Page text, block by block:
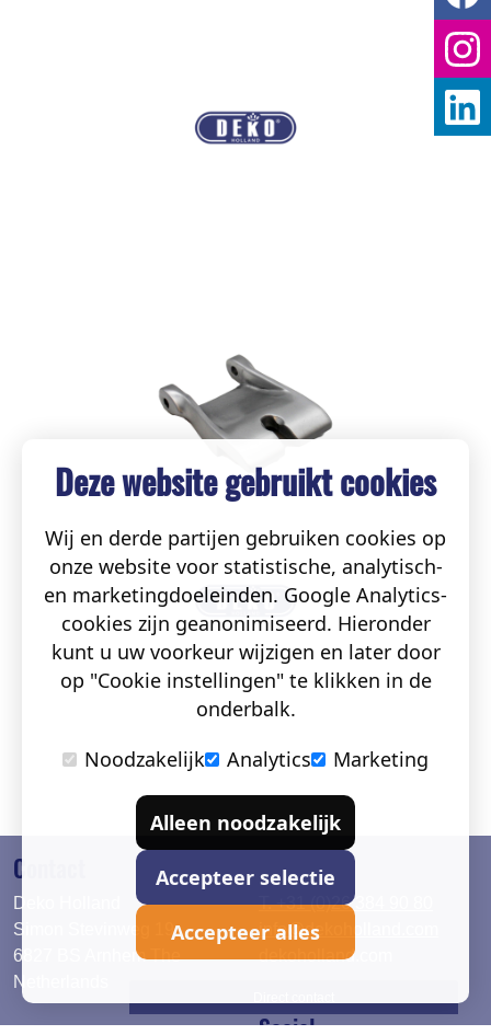
Contact
Deko Holland
Simon Stevinweg 19
6827 BS Arnhem The
Netherlands
T. +31 (0)26 384 90 80
info@dekoholland.com
dekoholland.com
Social
Deze website gebruikt cookies
Wij en derde partijen gebruiken cookies op
onze website voor statistische, analytisch-
en marketingdoeleinden. Google Analytics-
cookies zijn geanonimiseerd. Hieronder
kunt u uw voorkeur wijzigen en later door
op "Cookie instellingen" te klikken in de
onderbalk.
Noodzakelijk
Analytics Marketing
Alleen noodzakelijk
Accepteer selectie
Accepteer alles